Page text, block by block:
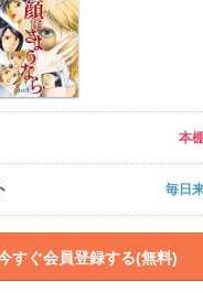
本
毎日
すぐ会員登録する(無料)